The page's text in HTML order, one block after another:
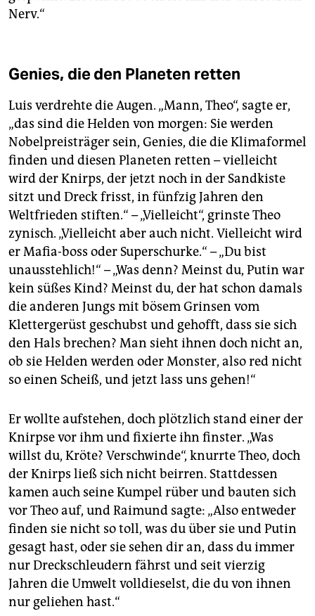
Nerv.“
Genies, die den Planeten retten
Luis verdrehte die Augen. „Mann, Theo“, sagte er,
„das sind die Helden von morgen: Sie werden
Nobelpreisträger sein, Genies, die die Klimaformel
finden und diesen Planeten retten – vielleicht
wird der Knirps, der jetzt noch in der Sandkiste
sitzt und Dreck frisst, in fünfzig Jahren den
Weltfrieden stiften.“ – „Vielleicht“, grinste Theo
zynisch. „Vielleicht aber auch nicht. Vielleicht wird
er Mafia-boss oder Superschurke.“ – „Du bist
unausstehlich!“ – „Was denn? Meinst du, Putin war
kein süßes Kind? Meinst du, der hat schon damals
die anderen Jungs mit bösem Grinsen vom
Klettergerüst geschubst und gehofft, dass sie sich
den Hals brechen? Man sieht ihnen doch nicht an,
ob sie Helden werden oder Monster, also red nicht
so einen Scheiß, und jetzt lass uns gehen!“
Er wollte aufstehen, doch plötzlich stand einer der
Knirpse vor ihm und fixierte ihn finster. „Was
willst du, Kröte? Verschwinde“, knurrte Theo, doch
der Knirps ließ sich nicht beirren. Stattdessen
kamen auch seine Kumpel rüber und bauten sich
vor Theo auf, und Raimund sagte: „Also entweder
finden sie nicht so toll, was du über sie und Putin
gesagt hast, oder sie sehen dir an, dass du immer
nur Dreckschleudern fährst und seit vierzig
Jahren die Umwelt volldieselst, die du von ihnen
nur geliehen hast.“